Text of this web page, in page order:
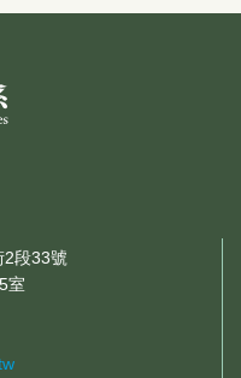
2段33號
室